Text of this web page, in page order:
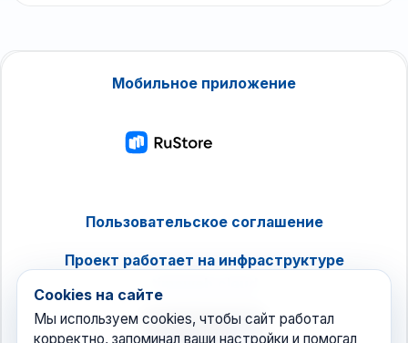
Мобильное приложение
Пользовательское соглашение
Проект работает на инфраструктуре
Cookies на сайте
Мы используем cookies, чтобы сайт работал
корректно, запоминал ваши настройки и помогал